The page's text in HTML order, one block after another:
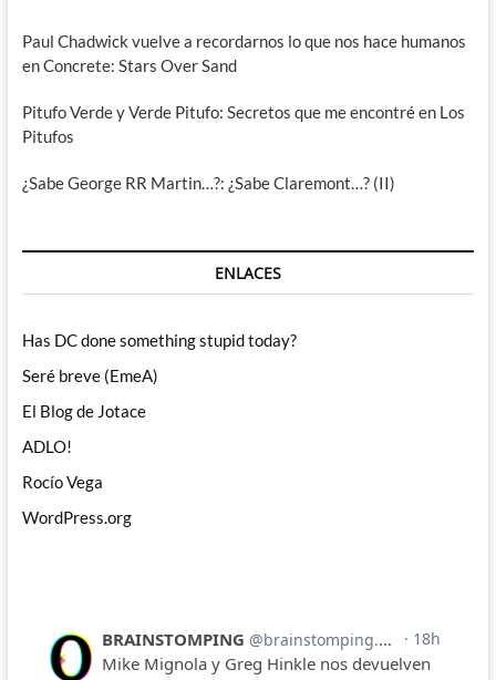
Paul Chadwick vuelve a recordarnos lo que nos hace humanos
en Concrete: Stars Over Sand
Pitufo Verde y Verde Pitufo: Secretos que me encontré en Los
Pitufos
¿Sabe George RR Martin…?: ¿Sabe Claremont…? (II)
ENLACES
Has DC done something stupid today?
Seré breve (EmeA)
El Blog de Jotace
ADLO!
Rocío Vega
WordPress.org